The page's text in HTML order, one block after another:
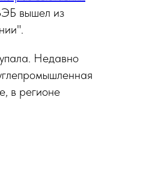
вышел из
Недавно
в регионе